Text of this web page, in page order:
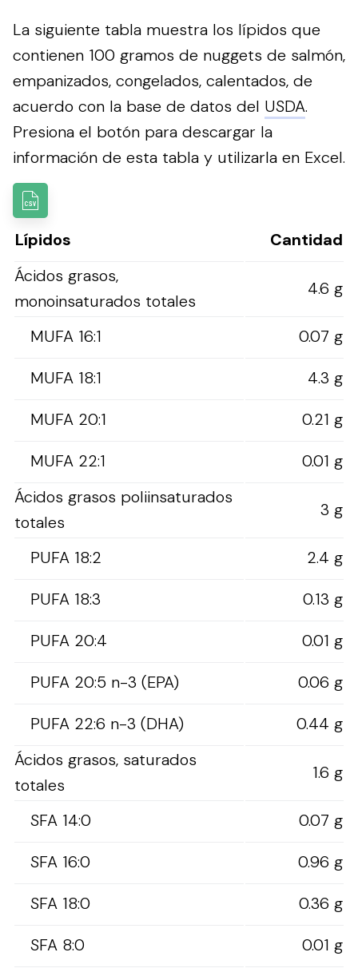
La siguiente tabla muestra los lípidos que
contienen 100 gramos de nuggets de salmón,
empanizados, congelados, calentados, de
acuerdo con la base de datos del USDA.
Presiona el botón para descargar la
información de esta tabla y utilizarla en Excel.
Lípidos
Cantidad
Ácidos grasos,
monoinsaturados totales
4.6 g
MUFA 16:1
0.07 g
MUFA 18:1
4.3 g
MUFA 20:1
0.21 g
MUFA 22:1
0.01 g
Ácidos grasos poliinsaturados
totales
3 g
PUFA 18:2
2.4 g
PUFA 18:3
0.13 g
PUFA 20:4
0.01 g
PUFA 20:5 n-3 (EPA)
0.06 g
PUFA 22:6 n-3 (DHA)
0.44 g
Ácidos grasos, saturados
totales
1.6 g
SFA 14:0
0.07 g
SFA 16:0
0.96 g
SFA 18:0
0.36 g
SFA 8:0
0.01 g